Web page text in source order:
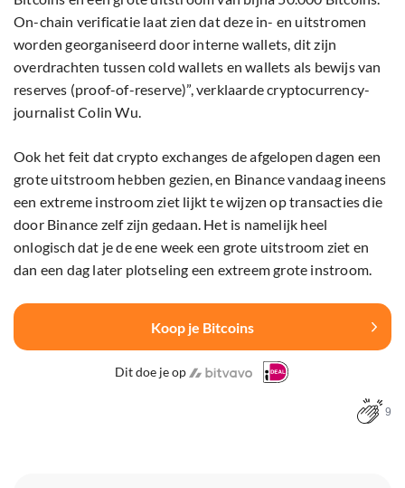
On-chain verificatie laat zien dat deze in- en uitstromen
worden georganiseerd door interne wallets, dit zijn
overdrachten tussen cold wallets en wallets als bewijs van
reserves (proof-of-reserve)”, verklaarde cryptocurrency-
journalist Colin Wu.
Ook het feit dat crypto exchanges de afgelopen dagen een
grote uitstroom hebben gezien, en Binance vandaag ineens
een extreme instroom ziet lijkt te wijzen op transacties die
door Binance zelf zijn gedaan. Het is namelijk heel
onlogisch dat je de ene week een grote uitstroom ziet en
dan een dag later plotseling een extreem grote instroom.
Koop je Bitcoins
Dit doe je op
9